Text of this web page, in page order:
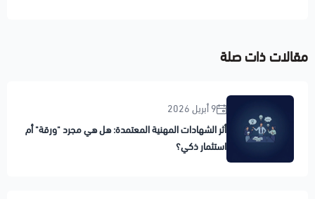
مقالات ذات صلة
9 أبريل 2026
أثر الشهادات المهنية المعتمدة: هل هي مجرد "ورقة" أم
استثمار ذكي؟